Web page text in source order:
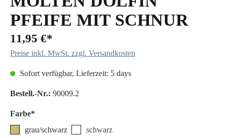
PFEIFE MIT SCHNUR
11,95 €*
Preise inkl. MwSt. zzgl. Versandkosten
Sofort verfügbar, Lieferzeit: 5 days
Bestell.-Nr.: 90009.2
Farbe*
grau/schwarz
schwarz